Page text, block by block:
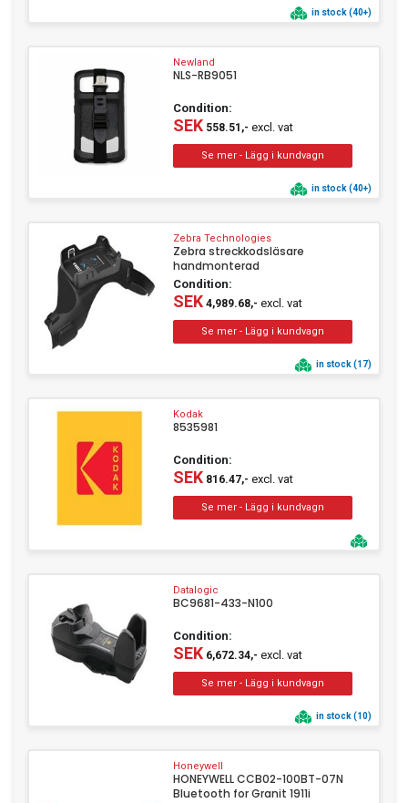
in stock (40+)
Newland
NLS-RB9051
Condition:
SEK558.51,- excl. vat
in stock (40+)
Zebra Technologies
Zebra streckkodsläsare
handmonterad
Condition:
SEK4,989.68,- excl. vat
in stock (17)
Kodak
8535981
Condition:
SEK816.47,- excl. vat
Datalogic
BC9681-433-N100
Condition:
SEK6,672.34,- excl. vat
in stock (10)
Honeywell
HONEYWELL CCB02-100BT-07N
Bluetooth for Granit 1911i